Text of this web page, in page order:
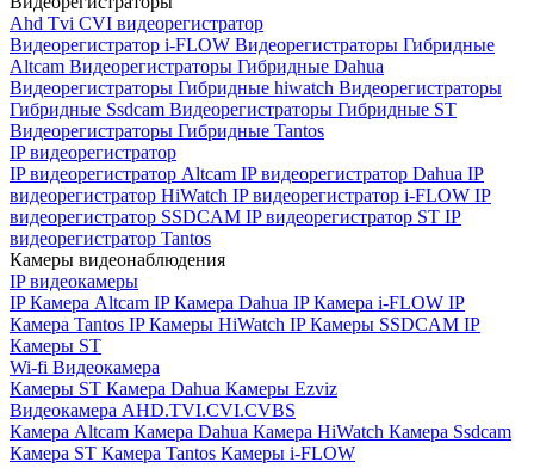
Ahd Tvi CVI видеорегистратор
Видеорегистратор i-FLOW Видеорегистраторы Гибридные
Altcam Видеорегистраторы Гибридные Dahua
Видеорегистраторы Гибридные hiwatch Видеорегистраторы
Гибридные Ssdcam Видеорегистраторы Гибридные ST
Видеорегистраторы Гибридные Tantos
IP видеорегистратор
IP видеорегистратор Altcam IP видеорегистратор Dahua IP
видеорегистратор HiWatch IP видеорегистратор i-FLOW IP
видеорегистратор SSDCAM IP видеорегистратор ST IP
видеорегистратор Tantos
Камеры видеонаблюдения
IP видеокамеры
IP Камера Altcam IP Камера Dahua IP Камера i-FLOW IP
Камера Tantos IP Камеры HiWatch IP Камеры SSDCAM IP
Камеры ST
Wi-fi Видеокамера
Камеры ST Камера Dahua Камеры Ezviz
Видеокамера AHD.TVI.CVI.CVBS
Камера Altcam Камера Dahua Камера HiWatch Камера Ssdcam
Камера ST Камера Tantos Камеры i-FLOW